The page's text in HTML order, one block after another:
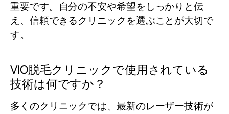
重要です。自分の不安や希望をしっかりと伝
え、信頼できるクリニックを選ぶことが大切で
す。
VIO脱毛クリニックで使用されている
技術は何ですか？
多くのクリニックでは、最新のレーザー技術が